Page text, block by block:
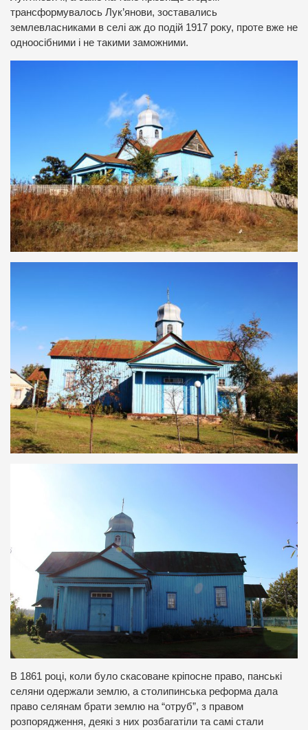
трансформувалось Лук’янови, зоставались
землевласниками в селі аж до подій 1917 року, проте вже не
одноосібними і не такими заможними.
В 1861 році, коли було скасоване кріпосне право, панські
селяни одержали землю, а столипинська реформа дала
право селянам брати землю на “отруб”, з правом
розпорядження, деякі з них розбагатіли та самі стали